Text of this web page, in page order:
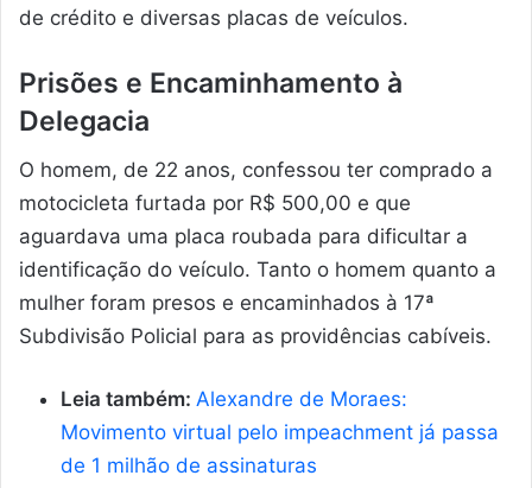
de crédito e diversas placas de veículos.
Prisões e Encaminhamento à
Delegacia
O homem, de 22 anos, confessou ter comprado a
motocicleta furtada por R$ 500,00 e que
aguardava uma placa roubada para dificultar a
identificação do veículo. Tanto o homem quanto a
mulher foram presos e encaminhados à 17ª
Subdivisão Policial para as providências cabíveis.
Leia também: Alexandre de Moraes:
Movimento virtual pelo impeachment já passa
de 1 milhão de assinaturas